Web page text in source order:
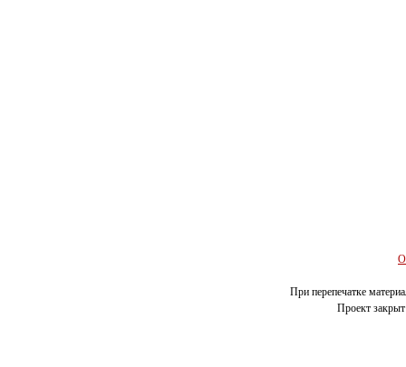
О
При перепечатке
Проект закрыт